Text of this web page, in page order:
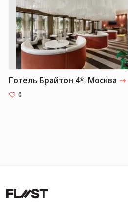
Готель Брайтон 4*, Москва
0